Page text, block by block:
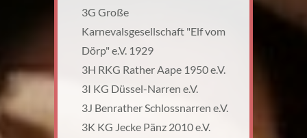
3G Große
Karnevalsgesellschaft "Elf vom
Dörp" e.V. 1929
3H RKG Rather Aape 1950 e.V.
3I KG Düssel-Narren e.V.
3J Benrather Schlossnarren e.V.
3K KG Jecke Pänz 2010 e.V.